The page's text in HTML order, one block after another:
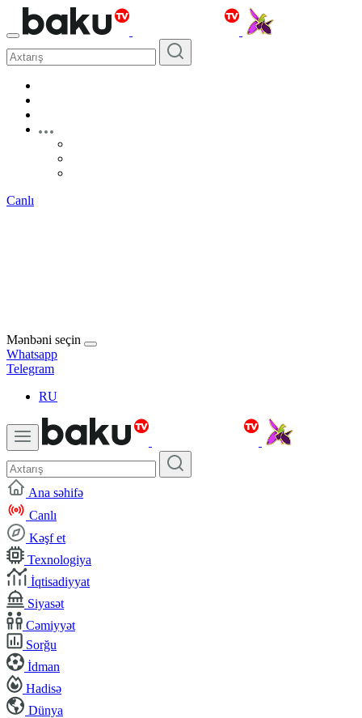
Canlı
Mənbəni seçin
Whatsapp
Telegram
RU
Ana səhifə
Canlı
Kəşf et
Texnologiya
İqtisadiyyat
Siyasət
Cəmiyyət
Sorğu
İdman
Hadisə
Dünya